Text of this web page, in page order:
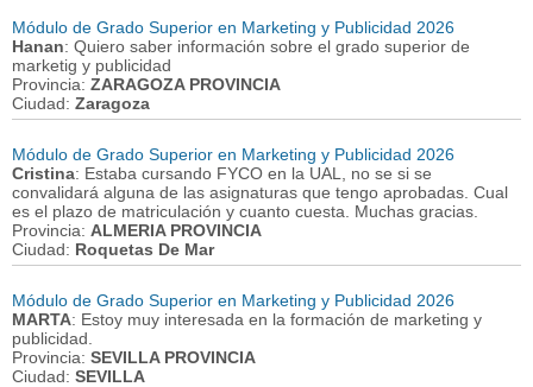
Módulo de Grado Superior en Marketing y Publicidad 2026
Hanan: Quiero saber información sobre el grado superior de
marketig y publicidad
Provincia: ZARAGOZA PROVINCIA
Ciudad: Zaragoza
Módulo de Grado Superior en Marketing y Publicidad 2026
Cristina: Estaba cursando FYCO en la UAL, no se si se
convalidará alguna de las asignaturas que tengo aprobadas. Cual
es el plazo de matriculación y cuanto cuesta. Muchas gracias.
Provincia: ALMERIA PROVINCIA
Ciudad: Roquetas De Mar
Módulo de Grado Superior en Marketing y Publicidad 2026
MARTA: Estoy muy interesada en la formación de marketing y
publicidad.
Provincia: SEVILLA PROVINCIA
Ciudad: SEVILLA